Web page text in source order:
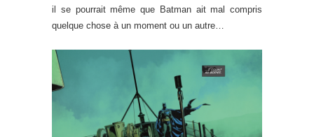
il se pourrait même que Batman ait mal compris
quelque chose à un moment ou un autre…